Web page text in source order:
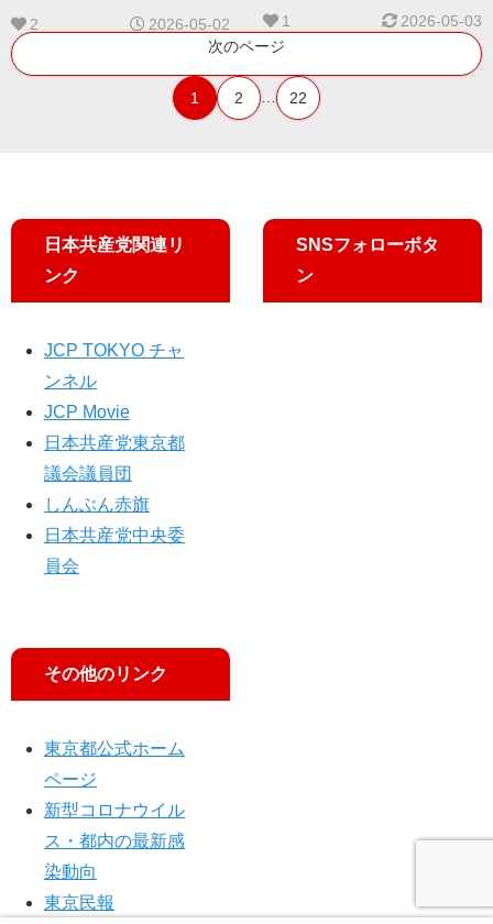
2 2026-05-02 1
2026-05-03
次のページ
1 2 22
日本共産党関連リ
ンク
JCP TOKYO チャ
ンネル
JCP Movie
日本共産党東京都
議会議員団
しんぶん赤旗
日本共産党中央委
員会
その他のリンク
東京都公式ホーム
ページ
新型コロナウイル
ス・都内の最新感
染動向
東京民報
SNSフォローボタ
ン